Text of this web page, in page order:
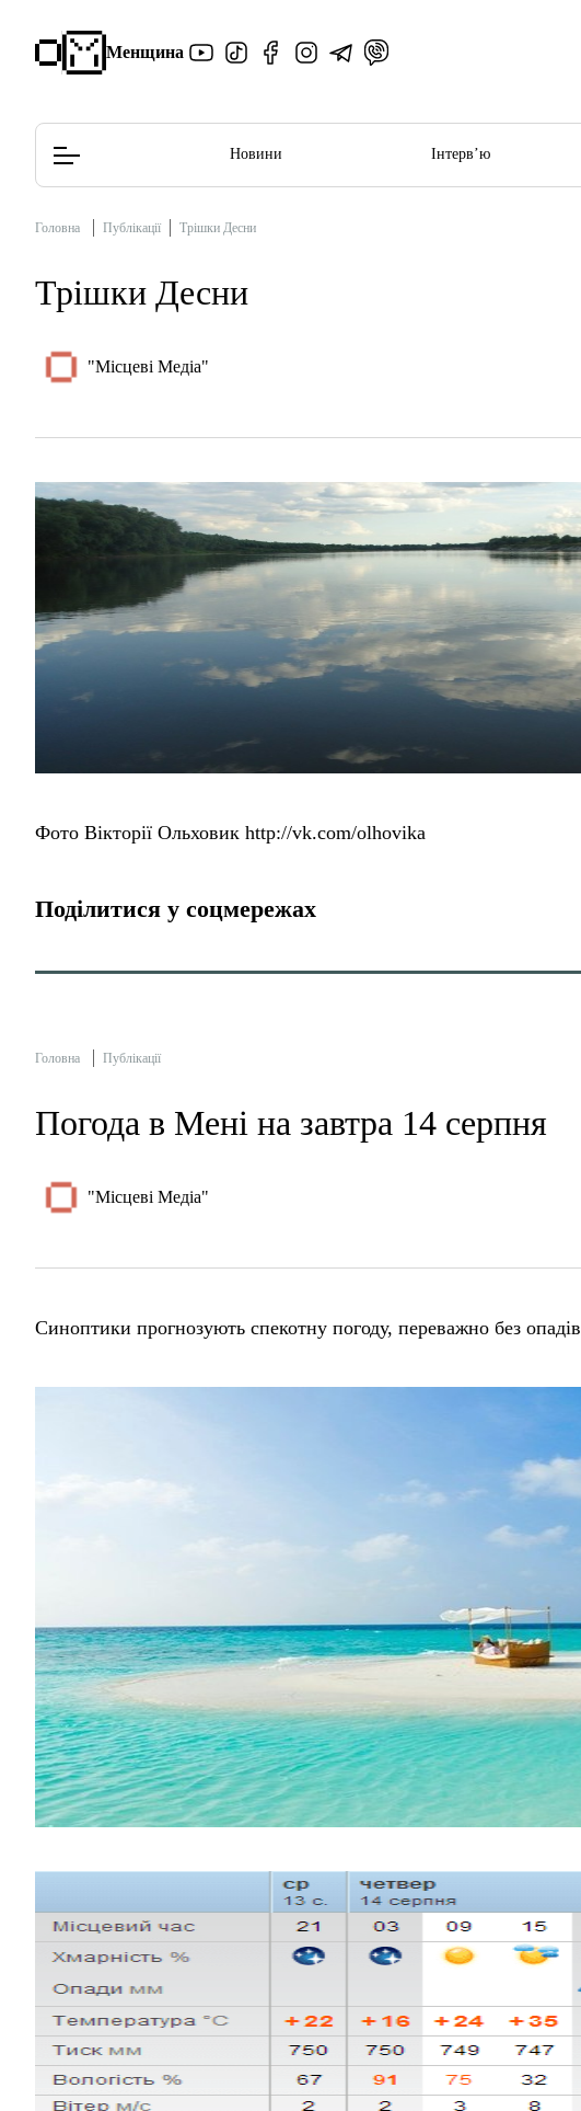
Менщина
Редакційна політика
Новини Інтерв’ю
Головна Публікації Трішки Десни
Трішки Десни
"Місцеві Медіа"
Фото Вікторії Ольховик http://vk.com/olhovika
Поділитися у соцмережах
Головна Публікації
Погода в Мені на завтра 14 серпня
"Місцеві Медіа"
Синоптики прогнозують спекотну погоду, переважно без опадів